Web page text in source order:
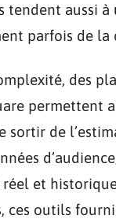
tendent aussi
parfois de la
des
permettent
sortir de
réel et
ces outils